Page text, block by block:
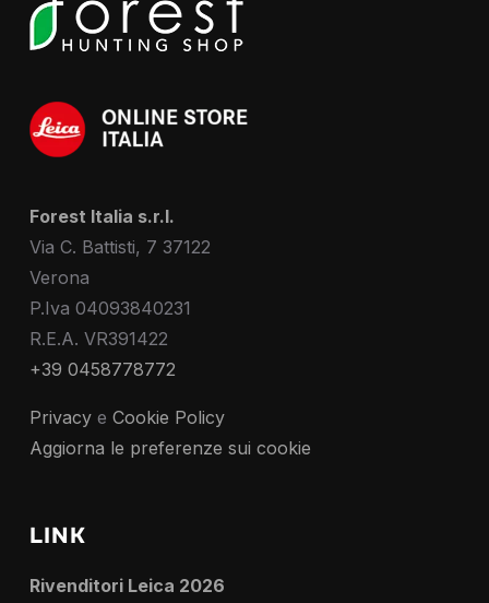
Forest Italia s.r.l.
Via C. Battisti, 7 37122
Verona
P.Iva 04093840231
R.E.A. VR391422
+39 0458778772
Privacye Cookie Policy
Aggiorna le preferenze sui cookie
LINK
Rivenditori Leica 2026